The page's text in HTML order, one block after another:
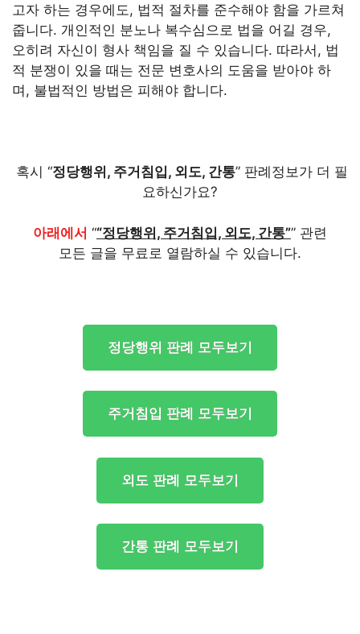
고자 하는 경우에도, 법적 절차를 준수해야 함을 가르쳐
줍니다. 개인적인 분노나 복수심으로 법을 어길 경우,
오히려 자신이 형사 책임을 질 수 있습니다. 따라서, 법
적 분쟁이 있을 때는 전문 변호사의 도움을 받아야 하
며, 불법적인 방법은 피해야 합니다.
혹시 “정당행위, 주거침입, 외도, 간통” 판례정보가 더 필
요하신가요?
아래에서 ““정당행위, 주거침입, 외도, 간통”” 관련
모든 글을 무료로 열람하실 수 있습니다.
정당행위 판례 모두보기
주거침입 판례 모두보기
외도 판례 모두보기
간통 판례 모두보기